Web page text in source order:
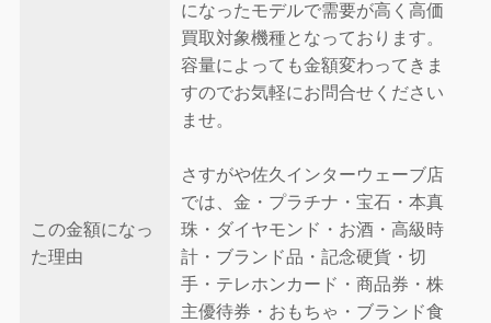
この金額になっ
た理由
になったモデルで需要が高く高価
買取対象機種となっております。
容量によっても金額変わってきま
すのでお気軽にお問合せください
ませ。
さすがや佐久インターウェーブ店
では、金・プラチナ・宝石・本真
珠・ダイヤモンド・お酒・高級時
計・ブランド品・記念硬貨・切
手・テレホンカード・商品券・株
主優待券・おもちゃ・ブランド食